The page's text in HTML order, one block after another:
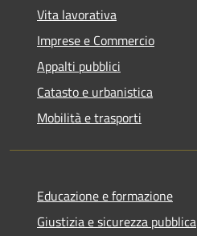
Vita lavorativa
Imprese e Commercio
Appalti pubblici
Catasto e urbanistica
Mobilità e trasporti
Educazione e formazione
Giustizia e sicurezza pubblica